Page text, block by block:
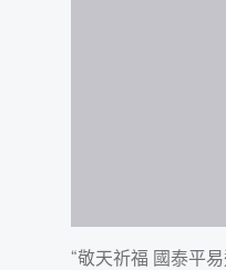
“敬天祈福 國泰平